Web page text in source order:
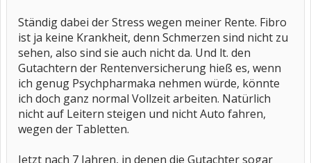
Ständig dabei der Stress wegen meiner Rente. Fibro
ist ja keine Krankheit, denn Schmerzen sind nicht zu
sehen, also sind sie auch nicht da. Und lt. den
Gutachtern der Rentenversicherung hieß es, wenn
ich genug Psychpharmaka nehmen würde, könnte
ich doch ganz normal Vollzeit arbeiten. Natürlich
nicht auf Leitern steigen und nicht Auto fahren,
wegen der Tabletten.
Jetzt nach 7 Jahren, in denen die Gutachter sogar